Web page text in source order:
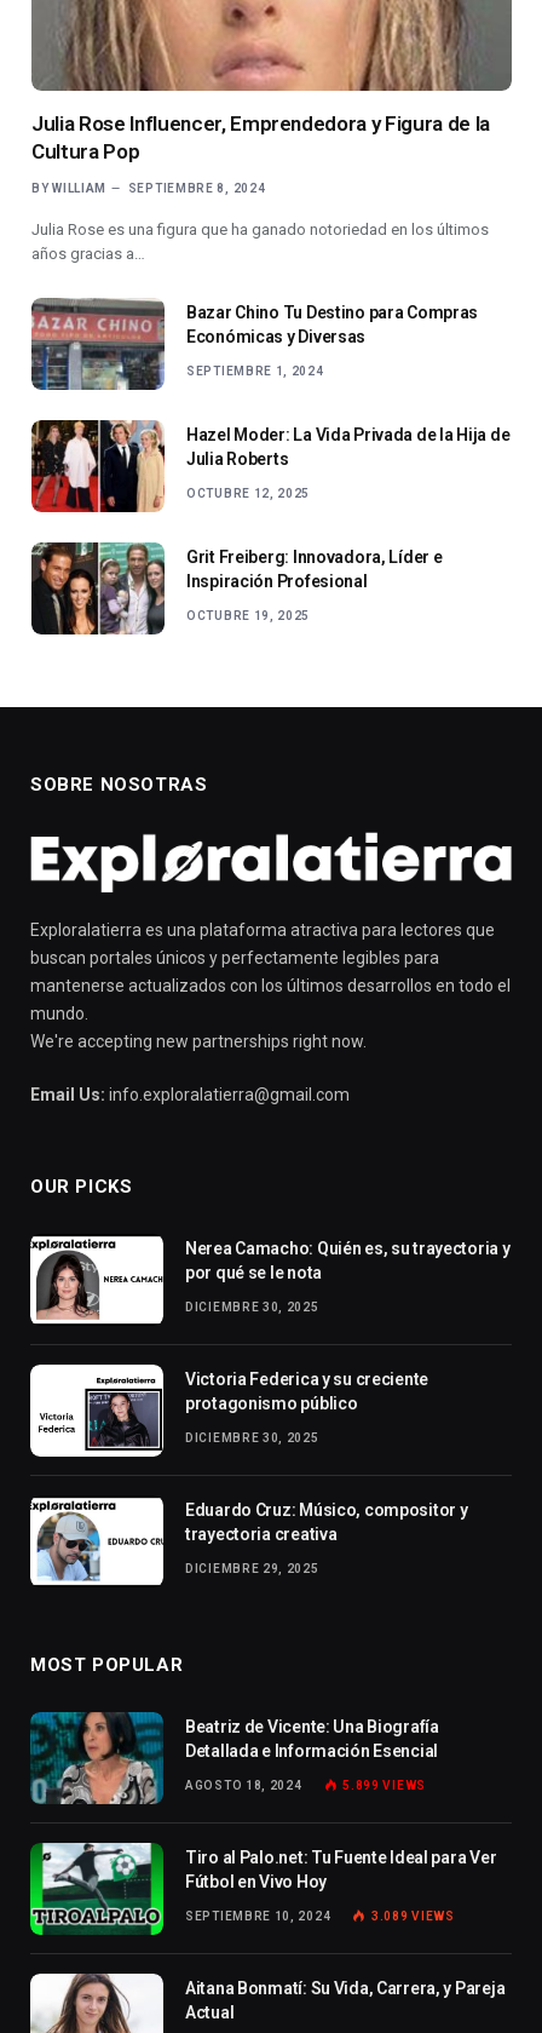
Julia Rose Influencer, Emprendedora y Figura de la
Cultura Pop
BY WILLIAM SEPTIEMBRE 8, 2024
Julia Rose es una figura que ha ganado notoriedad en los últimos
años gracias a…
Bazar Chino Tu Destino para Compras
Económicas y Diversas
SEPTIEMBRE 1, 2024
Hazel Moder: La Vida Privada de la Hija de
Julia Roberts
OCTUBRE 12, 2025
Grit Freiberg: Innovadora, Líder e
Inspiración Profesional
OCTUBRE 19, 2025
SOBRE NOSOTRAS
Exploralatierra es una plataforma atractiva para lectores que
buscan portales únicos y perfectamente legibles para
mantenerse actualizados con los últimos desarrollos en todo el
mundo.
We're accepting new partnerships right now.
Email Us: info.exploralatierra@gmail.com
OUR PICKS
Nerea Camacho: Quién es, su trayectoria y
por qué se le nota
DICIEMBRE 30, 2025
Victoria Federica y su creciente
protagonismo público
DICIEMBRE 30, 2025
Eduardo Cruz: Músico, compositor y
trayectoria creativa
DICIEMBRE 29, 2025
MOST POPULAR
Beatriz de Vicente: Una Biografía
Detallada e Información Esencial
AGOSTO 18, 2024 5.899VIEWS
Tiro al Palo.net: Tu Fuente Ideal para Ver
Fútbol en Vivo Hoy
SEPTIEMBRE 10, 2024 3.089VIEWS
Aitana Bonmatí: Su Vida, Carrera, y Pareja
Actual